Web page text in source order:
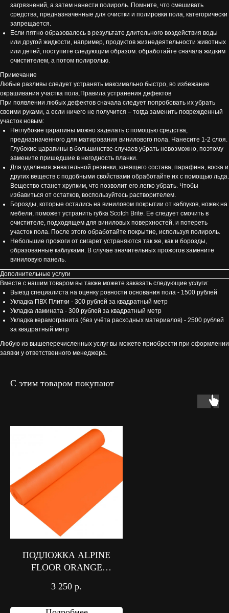
загрязнений, а затем нанести полироль. Помните, что смешивать
средства, предназначенные для очистки и полировки пола, категорически
запрещается.
Если пятно образовалось в результате длительного воздействия воды
или другой жидкости, например, продуктов жизнедеятельности животных
или детей, поступите следующим образом: обработайте сначала жидким
очистителем, а потом полиролью.
Примечание
Любые разливы следует устранять максимально быстро, во избежание
окрашивания участка пола.Правила устранения дефектов
При появлении любых дефектов сначала следует попробовать их убрать
своими руками, а если ничего не получится – тогда заменить поврежденный
участок новым:
Неглубокие царапины можно заделать с помощью средства,
предназначенного для матирования винилового пола. Нанесите 1-2 слоя.
Глубокие царапины в большинстве случаев убрать невозможно, поэтому
замените пришедшие в негодность планки.
Для удаления жевательной резинки, клеящего состава, парафина, воска и
других веществ с подобными свойствами обработайте их с помощью льда.
Вещество станет хрупким, что позволит его легко убрать. Чтобы
избавиться от остатков, воспользуйтесь растворителем.
Борозды, которые остались на виниловом покрытии от каблуков, ножек на
мебели, поможет устранить губка Scotch Brite. Ее следует смочить в
очистителе, подходящем для виниловых поверхностей, и потереть
участок пола. После этого обработайте покрытие, используя полироль.
Небольшие прожоги от сигарет устраняются так же, как и борозды,
образованные каблуками. В случае значительных прожогов замените
виниловую панель.
Дополнительные услуги
Вместе с нашим товаром вы также можете заказать следующие услуги:
Выезд специалиста на оценку ровности основания пола - 1500 рублей
Укладка ПВХ Плитки - 300 рублей за квадратный метр
Укладка ламината - 300 рублей за квадратный метр
Укладка керамогранита (без учёта расходных материалов) - 2500 рублей
за квадратный метр
Любую из вышеперечисленных услуг вы можете приобрести при оформлении
заявки у ответственного менеджера.
С этим товаром покупают
ПОДЛОЖКА ALPINE
FLOOR ORANGE
3 250 р.